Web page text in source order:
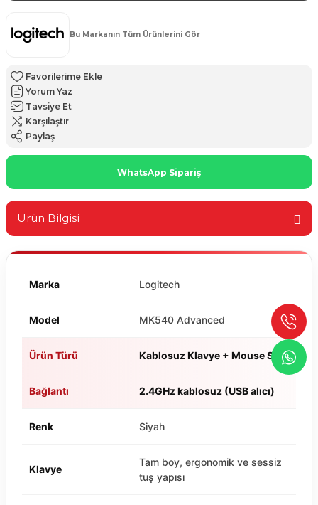
Bu Markanın Tüm Ürünlerini Gör
Yorum Yaz
Tavsiye Et
Karşılaştır
Paylaş
WhatsApp Sipariş
Ürün Bilgisi
Marka Logitech
Model MK540 Advanced
Ürün Türü Kablosuz Klavye + Mouse Seti
Bağlantı 2.4GHz kablosuz (USB alıcı)
Renk Siyah
Klavye
Tam boy, ergonomik ve sessiz
tuş yapısı